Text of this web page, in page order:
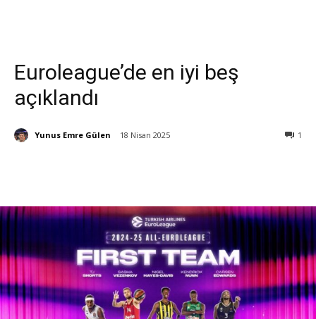
Euroleague’de en iyi beş
açıklandı
Yunus Emre Gülen 18 Nisan 2025 1